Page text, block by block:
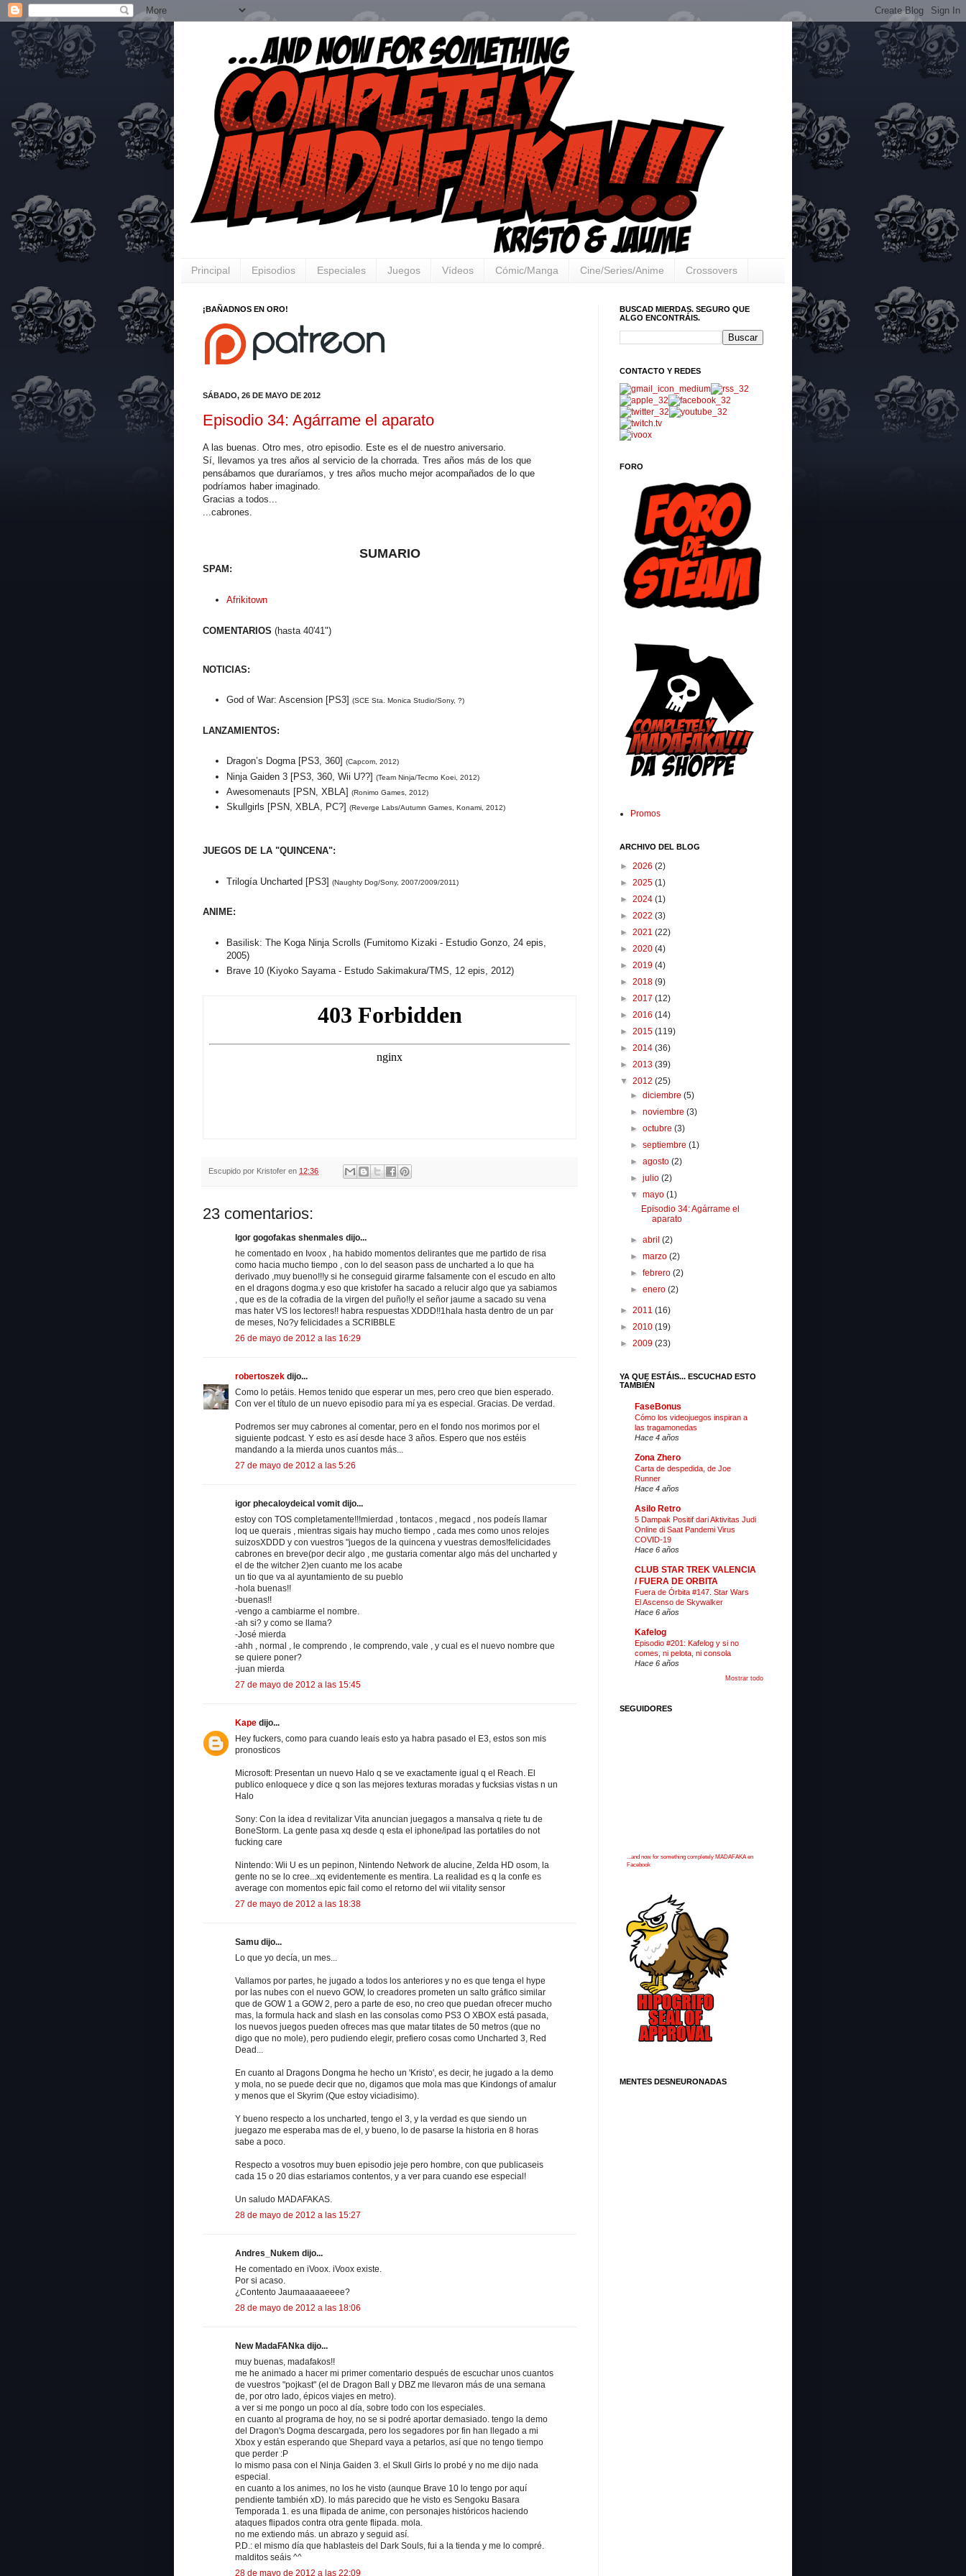
Principal Episodios Especiales Juegos Vídeos Cómic/Manga Cine/Series/Anime Crossovers
¡BAÑADNOS EN ORO!
SÁBADO, 26 DE MAYO DE 2012
Episodio 34: Agárrame el aparato
A las buenas. Otro mes, otro episodio. Este es el de nuestro aniversario.
Sí, llevamos ya tres años al servicio de la chorrada. Tres años más de los que
pensábamos que duraríamos, y tres años mucho mejor acompañados de lo que
podríamos haber imaginado.
Gracias a todos...
...cabrones.
SUMARIO
SPAM:
Afrikitown
COMENTARIOS (hasta 40'41")
NOTICIAS:
God of War: Ascension [PS3] (SCE Sta. Monica Studio/Sony, ?)
LANZAMIENTOS:
Dragon’s Dogma [PS3, 360] (Capcom, 2012)
Ninja Gaiden 3 [PS3, 360, Wii U??] (Team Ninja/Tecmo Koei, 2012)
Awesomenauts [PSN, XBLA] (Ronimo Games, 2012)
Skullgirls [PSN, XBLA, PC?] (Reverge Labs/Autumn Games, Konami, 2012)
JUEGOS DE LA "QUINCENA":
Trilogía Uncharted [PS3] (Naughty Dog/Sony, 2007/2009/2011)
ANIME:
Basilisk: The Koga Ninja Scrolls (Fumitomo Kizaki - Estudio Gonzo, 24 epis,
2005)
Brave 10 (Kiyoko Sayama - Estudo Sakimakura/TMS, 12 epis, 2012)
Escupido por Kristofer en 12:36
23 comentarios:
Igor gogofakas shenmales dijo...
he comentado en Ivoox , ha habido momentos delirantes que me partido de risa
como hacia mucho tiempo , con lo del season pass de uncharted a lo que ha
derivado ,muy bueno!!!y si he conseguid girarme falsamente con el escudo en alto
en el dragons dogma.y eso que kristofer ha sacado a relucir algo que ya sabiamos
, que es de la cofradia de la virgen del puño!!y el señor jaume a sacado su vena
mas hater VS los lectores!! habra respuestas XDDD!!1hala hasta dentro de un par
de meses, No?y felicidades a SCRIBBLE
26 de mayo de 2012 a las 16:29
robertoszek dijo...
Como lo petáis. Hemos tenido que esperar un mes, pero creo que bien esperado.
Con ver el título de un nuevo episodio para mí ya es especial. Gracias. De verdad.
Podremos ser muy cabrones al comentar, pero en el fondo nos morimos por el
siguiente podcast. Y esto es así desde hace 3 años. Espero que nos estéis
mandando a la mierda unos cuantos más...
27 de mayo de 2012 a las 5:26
igor phecaloydeical vomit dijo...
estoy con TOS completamente!!!mierdad , tontacos , megacd , nos podeís llamar
loq ue querais , mientras sigais hay mucho tiempo , cada mes como unos relojes
suizosXDDD y con vuestros "juegos de la quincena y vuestras demos!felicidades
cabrones en breve(por decir algo , me gustaria comentar algo más del uncharted y
el de the witcher 2)en cuanto me los acabe
un tio que va al ayuntamiento de su pueblo
-hola buenas!!
-buenas!!
-vengo a cambiarme el nombre.
-ah si? y como se llama?
-José mierda
-ahh , normal , le comprendo , le comprendo, vale , y cual es el nuevo nombre que
se quiere poner?
-juan mierda
27 de mayo de 2012 a las 15:45
Kape dijo...
Hey fuckers, como para cuando leais esto ya habra pasado el E3, estos son mis
pronosticos
Microsoft: Presentan un nuevo Halo q se ve exactamente igual q el Reach. El
publico enloquece y dice q son las mejores texturas moradas y fucksias vistas n un
Halo
Sony: Con la idea d revitalizar Vita anuncian juegagos a mansalva q riete tu de
BoneStorm. La gente pasa xq desde q esta el iphone/ipad las portatiles do not
fucking care
Nintendo: Wii U es un pepinon, Nintendo Network de alucine, Zelda HD osom, la
gente no se lo cree...xq evidentemente es mentira. La realidad es q la confe es
average con momentos epic fail como el retorno del wii vitality sensor
27 de mayo de 2012 a las 18:38
Samu dijo...
Lo que yo decía, un mes...
Vallamos por partes, he jugado a todos los anteriores y no es que tenga el hype
por las nubes con el nuevo GOW, lo creadores prometen un salto gráfico similar
que de GOW 1 a GOW 2, pero a parte de eso, no creo que puedan ofrecer mucho
mas, la formula hack and slash en las consolas como PS3 O XBOX está pasada,
los nuevos juegos pueden ofreces mas que matar titates de 50 metros (que no
digo que no mole), pero pudiendo elegir, prefiero cosas como Uncharted 3, Red
Dead...
En cuanto al Dragons Dongma he hecho un 'Kristo', es decir, he jugado a la demo
y mola, no se puede decir que no, digamos que mola mas que Kindongs of amalur
y menos que el Skyrim (Que estoy viciadisimo).
Y bueno respecto a los uncharted, tengo el 3, y la verdad es que siendo un
juegazo me esperaba mas de el, y bueno, lo de pasarse la historia en 8 horas
sabe a poco.
Respecto a vosotros muy buen episodio jeje pero hombre, con que publicaseis
cada 15 o 20 dias estariamos contentos, y a ver para cuando ese especial!
Un saludo MADAFAKAS.
28 de mayo de 2012 a las 15:27
Andres_Nukem dijo...
He comentado en iVoox. iVoox existe.
Por si acaso.
¿Contento Jaumaaaaaeeee?
28 de mayo de 2012 a las 18:06
New MadaFANka dijo...
muy buenas, madafakos!!
me he animado a hacer mi primer comentario después de escuchar unos cuantos
de vuestros "pojkast" (el de Dragon Ball y DBZ me llevaron más de una semana
de, por otro lado, épicos viajes en metro).
a ver si me pongo un poco al día, sobre todo con los especiales.
en cuanto al programa de hoy, no se si podré aportar demasiado. tengo la demo
del Dragon's Dogma descargada, pero los segadores por fin han llegado a mi
Xbox y están esperando que Shepard vaya a petarlos, así que no tengo tiempo
que perder :P
lo mismo pasa con el Ninja Gaiden 3. el Skull Girls lo probé y no me dijo nada
especial.
en cuanto a los animes, no los he visto (aunque Brave 10 lo tengo por aquí
pendiente también xD). lo más parecido que he visto es Sengoku Basara
Temporada 1. es una flipada de anime, con personajes históricos haciendo
ataques flipados contra otra gente flipada. mola.
no me extiendo más. un abrazo y seguid así.
P.D.: el mismo día que hablasteis del Dark Souls, fui a la tienda y me lo compré.
malditos seáis ^^
28 de mayo de 2012 a las 22:09
BUSCAD MIERDAS. SEGURO QUE
ALGO ENCONTRÁIS.
CONTACTO Y REDES
FORO
Promos
ARCHIVO DEL BLOG
► 2026 (2)
► 2025 (1)
► 2024 (1)
► 2022 (3)
► 2021 (22)
► 2020 (4)
► 2019 (4)
► 2018 (9)
► 2017 (12)
► 2016 (14)
► 2015 (119)
► 2014 (36)
► 2013 (39)
▼ 2012 (25)
►diciembre(5)
►noviembre(3)
►octubre(3)
►septiembre(1)
►agosto(2)
►julio(2)
▼mayo(1)
Episodio 34: Agárrame el
aparato
►abril(2)
►marzo(2)
►febrero(2)
►enero(2)
► 2011 (16)
► 2010 (19)
► 2009 (23)
YA QUE ESTÁIS... ESCUCHAD ESTO
TAMBIÉN
FaseBonus
Cómo los videojuegos inspiran a
las tragamonedas
Hace 4 años
Zona Zhero
Carta de despedida, de Joe
Runner
Hace 4 años
Asilo Retro
5 Dampak Positif dari Aktivitas Judi
Online di Saat Pandemi Virus
COVID-19
Hace 6 años
CLUB STAR TREK VALENCIA
/ FUERA DE ORBITA
Fuera de Órbita #147. Star Wars
El Ascenso de Skywalker
Hace 6 años
Kafelog
Episodio #201: Kafelog y si no
comes, ni pelota, ni consola
Hace 6 años
Mostrar todo
SEGUIDORES
...and now for something completely MADAFAKA en
Facebook
MENTES DESNEURONADAS